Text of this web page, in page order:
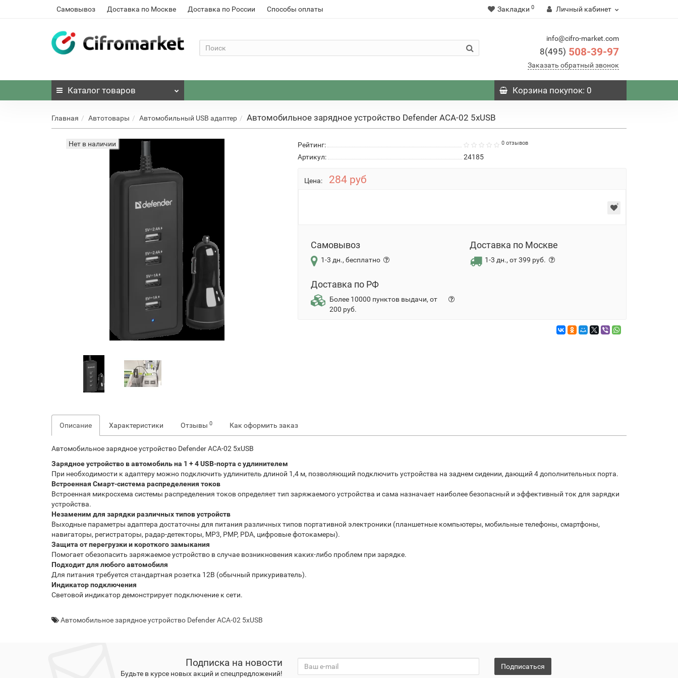
Самовывоз Доставка по Москве Доставка по России Способы оплаты Закладки 0 Личный кабинет
info@cifro-market.com
8(495) 508-39-97
Заказать обратный звонок
Каталог товаров Корзинапокупок: 0
Главная Автотовары Автомобильный USB адаптер Автомобильное зарядное устройство Defender ACA-02 5xUSB
Нет в наличии Рейтинг: 0 отзывов
Артикул: 24185
Цена: 284 руб
Самовывоз
1-3 дн., бесплатно
Доставка по Москве
1-3 дн., от 399 руб.
Доставка по РФ
Более 10000 пунктов выдачи, от
200 руб.
Описание Характеристики Отзывы 0 Как оформить заказ
Автомобильное зарядное устройство Defender ACA-02 5xUSB
Зарядное устройство в автомобиль на 1 + 4 USB-порта с удлинителем
При необходимости к адаптеру можно подключить удлинитель длиной 1,4 м, позволяющий подключить устройства на заднем сидении, дающий 4 дополнительных порта.
Встроенная Смарт-система распределения токов
Встроенная микросхема системы распределения токов определяет тип заряжаемого устройства и сама назначает наиболее безопасный и эффективный ток для зарядки
устройства.
Незаменим для зарядки различных типов устройств
Выходные параметры адаптера достаточны для питания различных типов портативной электроники (планшетные компьютеры, мобильные телефоны, смартфоны,
навигаторы, регистраторы, радар-детекторы, MP3, PMP, PDA, цифровые фотокамеры).
Защита от перегрузки и короткого замыкания
Помогает обезопасить заряжаемое устройство в случае возникновения каких-либо проблем при зарядке.
Подходит для любого автомобиля
Для питания требуется стандартная розетка 12В (обычный прикуриватель).
Индикатор подключения
Световой индикатор демонстрирует подключение к сети.
Автомобильное зарядное устройство Defender ACA-02 5xUSB
Подписка на новости
Будьте в курсе новых акций и спецпредложений!
Подписаться